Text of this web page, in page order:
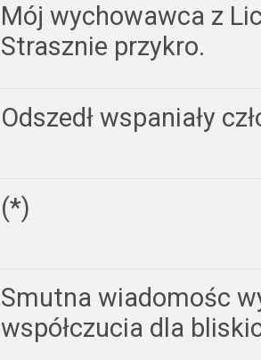
Mój wychowawca z
Strasznie przykro.
Odszedł wspaniały
(*)
Smutna wiadomośc
współczucia dla